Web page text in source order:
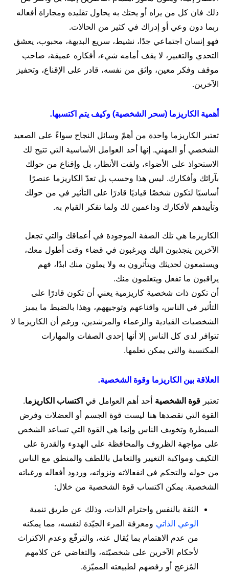
ذلك فان كل من يراه أو يحتك به يحاول تقليده ومجاراة أفعاله
ربما دون وعي أو إدراك في كثير من الحالات.
فهو إنسان اجتماعي جدًا، نشيط، سريع البديهة، محبوب، يعشق
التحدي والتغيير، لا يقف أمامه شيء، أفكاره عميقة، صاحب
موقف وفكر معين، واثق من نفسه، قادر على الإقناع، وتحفيز
الآخرين.
أهمية الكاريزما (سحر الشخصية) وكيف يتم اكتسبها.
تعتبر الكاريزما واحدة من أهمّ وسائل النجاح سواءً على الصعيد
الشخصي أو المهني. إنها أحد العوامل الأساسية التي تتيح لك
الاستحواذ على الأضواء، ولفت الأنظار، بل وإقناع من حولك
بآرائك وأفكارك. ليس هذا وحسب بل تعدّ الكاريزما عنصرًا
أساسيًا لتكون شخصًا قياديًا قادرًا على التأثير في من حولك
وتأييدهم لأفكارك وداعمين لك ولما تفكر القيام به.
الكاريزما هي تلك الصفة الموجودة في أعماقك والتي تجعل
الآخرين ينجذبون اليك ويرغبون في قضاء وقت أطول معك،
ويستمعون لحديثك ويتأثرون به ولا يملون منك ابدًا، فهم
يراقبون ما تفعل ويتعلمون منك.
أن تكون ذات شخصية كاريزمية يعني أن تكون قادرًا على
التأثير في الناس، واقناعهم وتوجيههم، وهذا بالضبط ما يميز
الشخصيات القيادية والزعماء والمرشدين، ورغم أن الكاريزما لا
تتوافر لدى كل الناس إلا أنها إحدى الصفات والمهارات
المكتسبة والتي يمكن تعلمها.
العلاقة بين الكاريزما وقوة الشخصية.
تعتبر قوة الشخصية أحد أهم العوامل في اكتساب الكاريزما.
القوة التي نقصدها هنا ليست قوة الجسم أو العضلات وفرض
السيطرة وتخويف الناس وإنما هي القوة التي تساعد الشخص
على مواجهة الظروف والمحافظة على الهدوء والقدرة على
التكيف ومواكبة التغيير والتعامل باللطف والمنطق مع الناس
من حوله والتحكم في انفعالاته ونزواته، وردود أفعاله ورغباته
الشخصية. يمكن اكتساب قوة الشخصية من خلال:
الثقة بالنفس واحترام الذات، وذلك عن طريق تنمية
الوعي الذاتي ومعرفة المرء الجيّدة لنفسه، مما يمكنه
من عدم الاهتمام بما يُقال عنه، والترفّع وعدم الاكتراث
لأحكام الآخرين على شخصيّته، والتغاضي عن كلامهم
المُزعج أو رفضهم لطبيعته المميّزة.